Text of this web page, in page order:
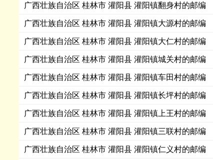
广西壮族自治区 桂林市 灌阳县 灌阳镇翻身村的邮编
广西壮族自治区 桂林市 灌阳县 灌阳镇大源村的邮编
广西壮族自治区 桂林市 灌阳县 灌阳镇大仁村的邮编
广西壮族自治区 桂林市 灌阳县 灌阳镇城关村的邮编
广西壮族自治区 桂林市 灌阳县 灌阳镇车田村的邮编
广西壮族自治区 桂林市 灌阳县 灌阳镇长坪村的邮编
广西壮族自治区 桂林市 灌阳县 灌阳镇上王村的邮编
广西壮族自治区 桂林市 灌阳县 灌阳镇三联村的邮编
广西壮族自治区 桂林市 灌阳县 灌阳镇仁义村的邮编